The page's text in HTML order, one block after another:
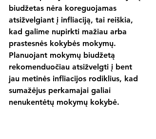
biudžetas nėra koreguojamas
atsižvelgiant į infliaciją, tai reiškia,
kad galime nupirkti mažiau arba
prastesnės kokybės mokymų.
Planuojant mokymų biudžetą
rekomenduočiau atsižvelgti į bent
jau metinės infliacijos rodiklius, kad
sumažėjus perkamajai galiai
nenukentėtų mokymų kokybė.